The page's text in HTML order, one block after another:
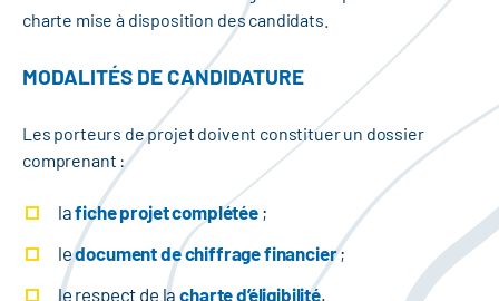
charte mise à disposition des candidats.
MODALITÉS DE CANDIDATURE
Les porteurs de projet doivent constituer un dossier
comprenant :
lafiche projet complétée;
ledocument de chiffrage financier;
le respect de lacharte d’éligibilité.